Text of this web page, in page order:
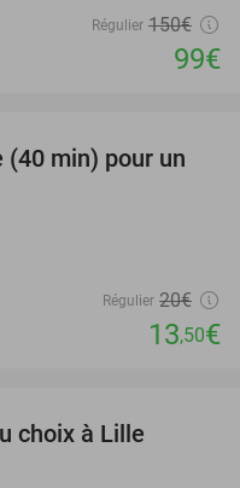
Régulier 150€
99€
33%
min) pour un
Régulier 20€
13,50€
choix à Lille